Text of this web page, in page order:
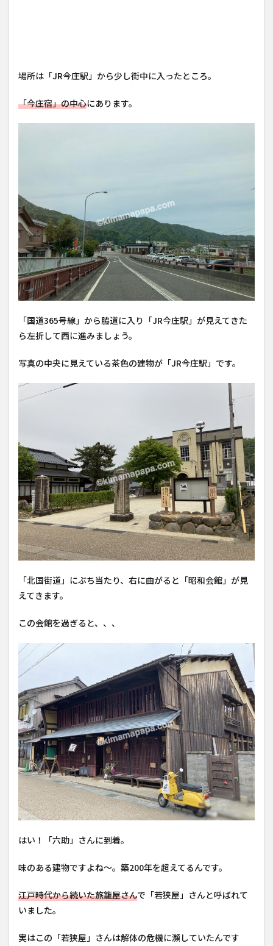
場所は「JR今庄駅」から少し街中に入ったところ。
「今庄宿」の中心にあります。
「国道365号線」から脇道に入り「JR今庄駅」が見えてきた
ら左折して西に進みましょう。
写真の中央に見えている茶色の建物が「JR今庄駅」です。
「北国街道」にぶち当たり、右に曲がると「昭和会館」が見
えてきます。
この会館を過ぎると、、、
はい！「六助」さんに到着。
味のある建物ですよね〜。築200年を超えてるんです。
江戸時代から続いた旅籠屋さんで「若狭屋」さんと呼ばれて
いました。
実はこの「若狭屋」さんは解体の危機に瀕していたんです